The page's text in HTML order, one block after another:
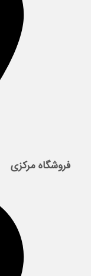
فروشگاه مرکزی